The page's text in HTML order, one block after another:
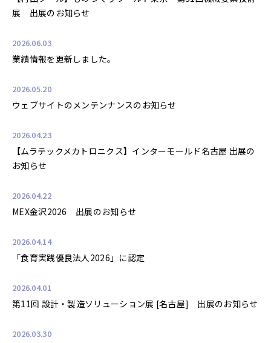
展 出展のお知らせ
2026.06.03
業績情報を更新しました。
2026.05.20
ウェブサイトのメンテンナンスのお知らせ
2026.04.23
【ムラテックメカトロニクス】インターモールド名古屋 出展の
お知らせ
2026.04.22
MEX金沢2026 出展のお知らせ
2026.04.14
「食育実践優良法人2026」に認定
2026.04.01
第11回 設計・製造ソリューション展 [名古屋] 出展のお知らせ
2026.03.30